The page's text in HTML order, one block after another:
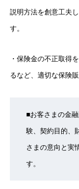
説明方法を創意工夫
す。
・保険金の不正取得
るなど、適切な保険
■お客さまの金
験、契約目的、
さまの意向と実
す。